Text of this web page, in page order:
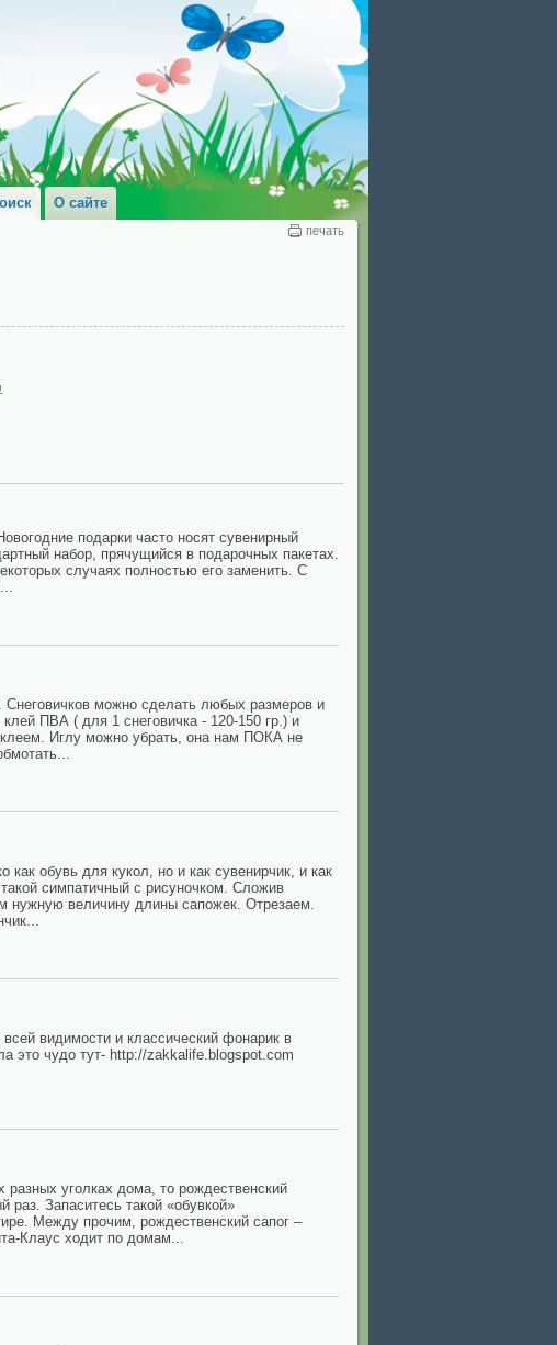
О сайте
печать
подарки часто носят сувенирный
набор, прячущийся в подарочных пакетах.
случаях полностью его заменить. С
Снеговичков можно сделать любых размеров и
ПВА ( для 1 снеговичка - 120-150 гр.) и
клеем. Иглу можно убрать, она нам ПОКА не
как обувь для кукол, но и как сувенирчик, и как
симпатичный с рисуночком. Сложив
нужную величину длины сапожек. Отрезаем.
видимости и классический фонарик в
это чудо тут- http://zakkalife.blogspot.com
уголках дома, то рождественский
Запаситесь такой «обувкой»
Между прочим, рождественский сапог –
Клаус ходит по домам...